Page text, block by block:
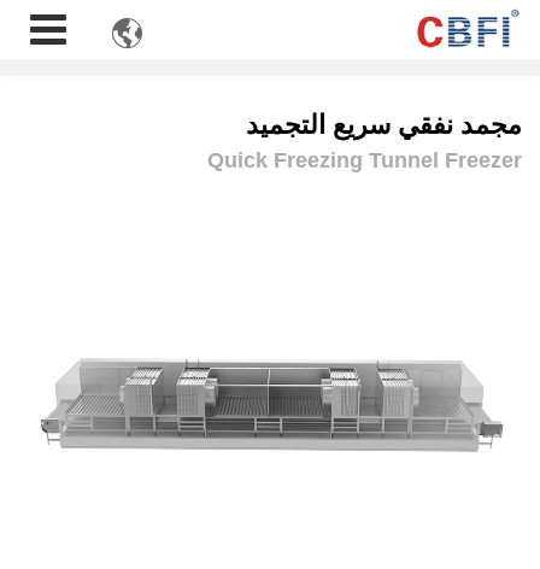

مجمد نفقي سريع التجميد
Quick Freezing Tunnel Freezer